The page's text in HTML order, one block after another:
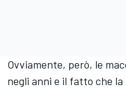
Ovviamente, però, le
negli anni e il fatto che